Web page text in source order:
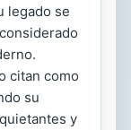
legado se
citan como
su
y